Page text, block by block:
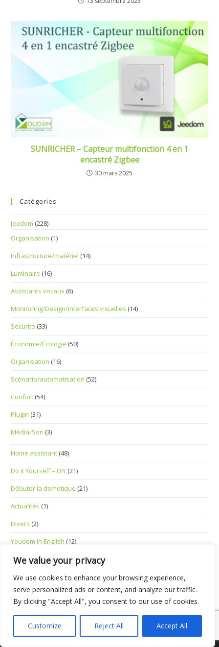
We value your privacy
We use cookies to enhance your browsing experience,
serve personalized ads or content, and analyze our traffic.
By clicking "Accept All", you consent to our use of cookies.
Customize Reject All Accept All
SUNRICHER – Capteur multifonction 4 en 1
encastré Zigbee
30 mars 2025
Catégories
Jeedom (228)
Organisation (1)
Infrastructure/matériel (14)
Luminaire (16)
Assistants vocaux (6)
Monitoring/Design/interfaces visuelles (14)
Sécurité (33)
Économie/Écologie (50)
Organisation (16)
Scénario/automatisation (52)
Confort (54)
Plugin (31)
Média/Son (3)
Home assistant (48)
Do it Yourself – DIY (21)
Débuter la domotique (21)
Actualités (1)
Divers (2)
Youdom in English (12)
Standalone Smart Devices
Mentions Légales